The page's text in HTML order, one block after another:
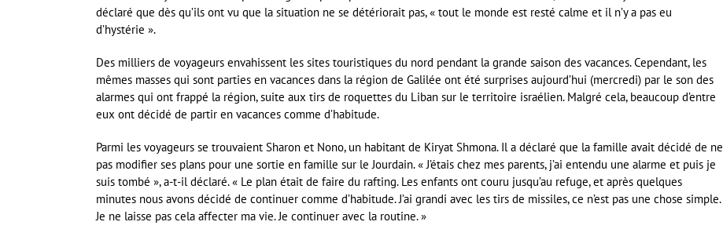
déclaré que dès qu’ils ont vu que la situation ne se détériorait pas, « tout le monde est resté calme et il n’y a pas eu
d’hystérie ».
Des milliers de voyageurs envahissent les sites touristiques du nord pendant la grande saison des vacances. Cependant, les
mêmes masses qui sont parties en vacances dans la région de Galilée ont été surprises aujourd’hui (mercredi) par le son des
alarmes qui ont frappé la région, suite aux tirs de roquettes du Liban sur le territoire israélien. Malgré cela, beaucoup d’entre
eux ont décidé de partir en vacances comme d’habitude.
Parmi les voyageurs se trouvaient Sharon et Nono, un habitant de Kiryat Shmona. Il a déclaré que la famille avait décidé de ne
pas modifier ses plans pour une sortie en famille sur le Jourdain. « J’étais chez mes parents, j’ai entendu une alarme et puis je
suis tombé », a-t-il déclaré. « Le plan était de faire du rafting. Les enfants ont couru jusqu’au refuge, et après quelques
minutes nous avons décidé de continuer comme d’habitude. J’ai grandi avec les tirs de missiles, ce n’est pas une chose simple.
Je ne laisse pas cela affecter ma vie. Je continuer avec la routine. »